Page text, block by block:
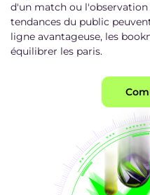
d'un match ou l'observation
tendances du public
ligne avantageuse, les
équilibrer les paris.